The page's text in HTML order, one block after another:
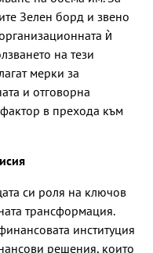
Зелен борд и звено
ѝ
на тези
мерки за
и отговорна
в прехода към
си роля на ключов
трансформация.
институция
решения, които